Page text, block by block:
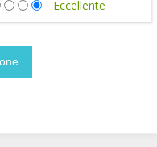
Eccellente